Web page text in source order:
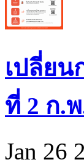
เปลี่ย
ที่ 2 ก.พ
Jan 26